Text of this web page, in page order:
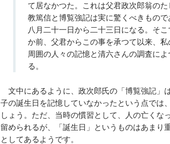
て居なかつた。これは父君政次郎翁の
教篤信と博覧強記は実に驚くべきもの
八月二十一日から二十三日になる。そ
か前、父君からこの事を承つて以来、
周囲の人々の記憶と清六さんの調査に
る。
文中にあるように、政次郎氏の「博覧強記」
子の誕生日を記憶していなかったという点では
しょう。ただ、当時の慣習として、人の亡くな
留められるが、「誕生日」というものはあまり
としてあるようです。